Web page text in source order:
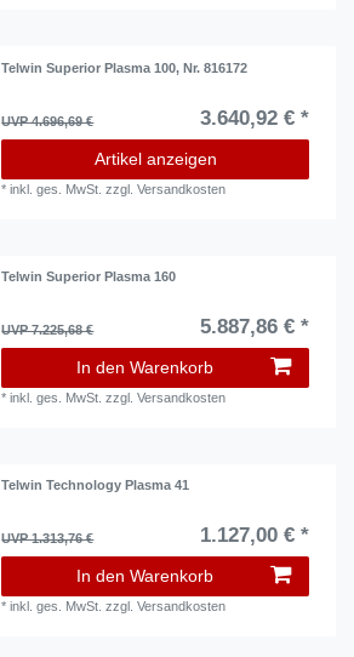
Telwin Superior Plasma 100, Nr. 816172
UVP 4.696,69 € 3.640,92 € *
Artikel anzeigen
*inkl. ges. MwSt. zzgl.Versandkosten
Telwin Superior Plasma 160
UVP 7.225,68 € 5.887,86 € *
In den Warenkorb
*inkl. ges. MwSt. zzgl.Versandkosten
Telwin Technology Plasma 41
UVP 1.313,76 € 1.127,00 € *
In den Warenkorb
*inkl. ges. MwSt. zzgl.Versandkosten